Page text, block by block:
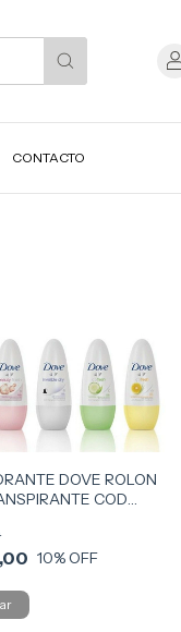
CONTACTO
DOVE ROLON
COD
10% OFF